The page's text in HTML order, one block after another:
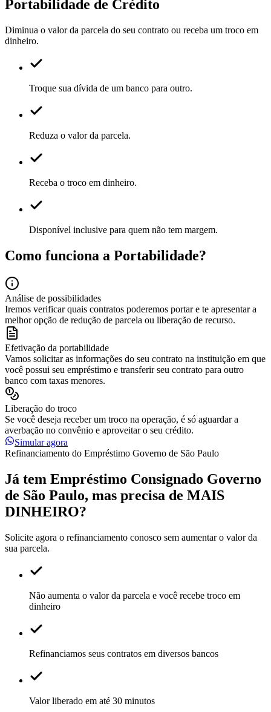
Portabilidade de Crédito
Diminua o valor da parcela do seu contrato ou receba um troco em
dinheiro.
Troque sua dívida de um banco para outro.
Reduza o valor da parcela.
Receba o troco em dinheiro.
Disponível inclusive para quem não tem margem.
Como funciona a Portabilidade?
Análise de possibilidades
Iremos verificar quais contratos poderemos portar e te apresentar a
melhor opção de redução de parcela ou liberação de recurso.
Efetivação da portabilidade
Vamos solicitar as informações do seu contrato na instituição em que
você possui seu empréstimo e transferir seu contrato para outro
banco com taxas menores.
Liberação do troco
Se você deseja receber um troco na operação, é só aguardar a
averbação no convênio e aproveitar o seu crédito.
Simular agora
Refinanciamento do Empréstimo Governo de São Paulo
Já tem Empréstimo Consignado Governo
de São Paulo, mas precisa de MAIS
DINHEIRO?
Solicite agora o refinanciamento conosco sem aumentar o valor da
sua parcela.
Não aumenta o valor da parcela e você recebe troco em
dinheiro
Refinanciamos seus contratos em diversos bancos
Valor liberado em até 30 minutos